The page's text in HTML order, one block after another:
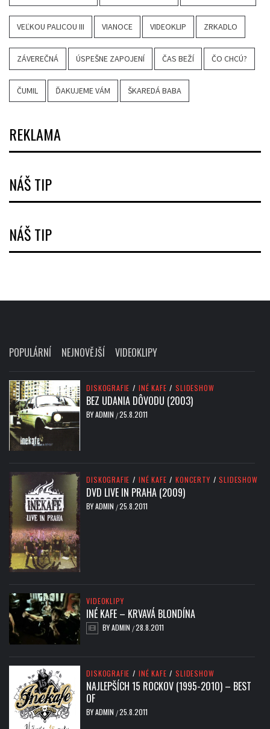
VEĽKOU PALICOU III VIANOCE VIDEOKLIP ZRKADLO
ZÁVEREČNÁ ÚSPEŠNE ZAPOJENÍ ČAS BEŽÍ ČO CHCÚ?
ČUMIL ĎAKUJEME VÁM ŠKAREDÁ BABA
REKLAMA
NÁŠ TIP
NÁŠ TIP
POPULÁRNÍ NEJNOVĚJŠÍ VIDEOKLIPY
DISKOGRAFIE / INÉ KAFE / SLIDESHOW
BEZ UDANIA DÔVODU (2003)
BYADMIN /25.8.2011
DISKOGRAFIE / INÉ KAFE / KONCERTY / SLIDESHOW
DVD LIVE IN PRAHA (2009)
BYADMIN /25.8.2011
VIDEOKLIPY
INÉ KAFE – KRVAVÁ BLONDÍNA
BYADMIN /28.8.2011
DISKOGRAFIE / INÉ KAFE / SLIDESHOW
NAJLEPŠÍCH 15 ROCKOV (1995-2010) – BEST
OF
BYADMIN /25.8.2011